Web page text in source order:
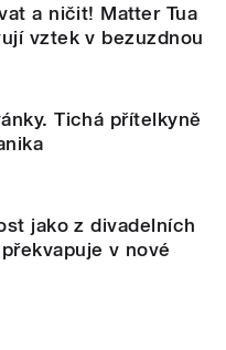
a ničit! Matter Tua
vztek v bezuzdnou
Tichá přítelkyně
jako z divadelních
v nové